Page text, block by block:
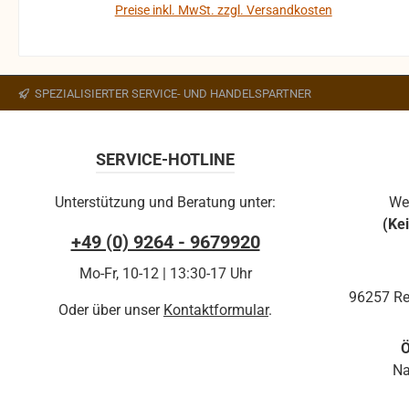
gehen auf Kosten des Käufers. bei defekten Artikel
ausgeschlossen.
Preise inkl. MwSt. zzgl. Versandkosten
SPEZIALISIERTER SERVICE- UND HANDELSPARTNER
SERVICE-HOTLINE
Unterstützung und Beratung unter:
+49 (0) 9264 - 9679920
Mo-Fr, 10-12 | 13:30-17 Uhr
Oder über unser Kontaktformular.
96257